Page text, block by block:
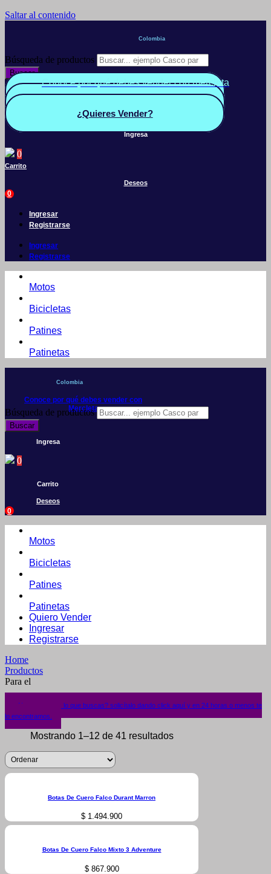
Saltar al contenido
Colombia
Búsqueda de productos
Buscar
Conoce por qué debes vender con mercleta
Quiero Vender
¿Quieres Vender?
Ingresa
0
Carrito
Deseos
0
Ingresar
Registrarse
Ingresar
Registrarse
Motos
Bicicletas
Patines
Patinetas
Colombia
Conoce por qué debes vender con
Mercleta
Búsqueda de productos
Buscar
Ingresa
0
Carrito
Deseos
0
Motos
Bicicletas
Patines
Patinetas
Quiero Vender
Ingresar
Registrarse
Home
Productos
Para el
¿No encuentras lo que buscas? solicítalo dando click aquí y en 24 horas o menos te
lo encontramos.
Mostrando 1–12 de 41 resultados
Botas De Cuero Falco Durant Marron
$ 1.494.900
Botas De Cuero Falco Mixto 3 Adventure
$867.900